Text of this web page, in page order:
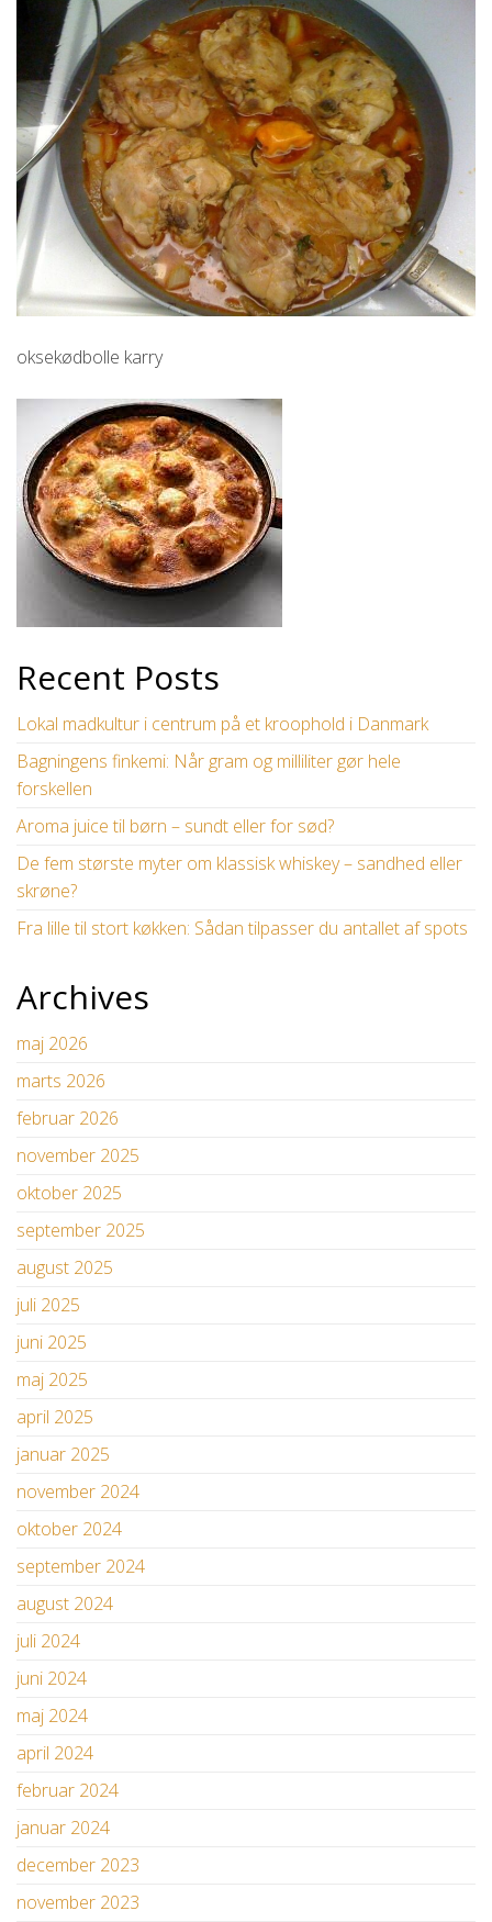
oksekødbolle karry
Recent Posts
Lokal madkultur i centrum på et kroophold i Danmark
Bagningens finkemi: Når gram og milliliter gør hele
forskellen
Aroma juice til børn – sundt eller for sød?
De fem største myter om klassisk whiskey – sandhed eller
skrøne?
Fra lille til stort køkken: Sådan tilpasser du antallet af spots
Archives
maj 2026
marts 2026
februar 2026
november 2025
oktober 2025
september 2025
august 2025
juli 2025
juni 2025
maj 2025
april 2025
januar 2025
november 2024
oktober 2024
september 2024
august 2024
juli 2024
juni 2024
maj 2024
april 2024
februar 2024
januar 2024
december 2023
november 2023